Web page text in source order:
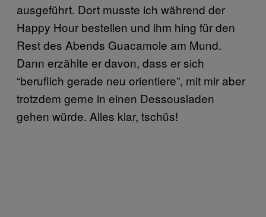
ausgeführt. Dort musste ich während der
Happy Hour bestellen und ihm hing für den
Rest des Abends Guacamole am Mund.
Dann erzählte er davon, dass er sich
“beruflich gerade neu orientiere”, mit mir aber
trotzdem gerne in einen Dessousladen
gehen würde. Alles klar, tschüs!